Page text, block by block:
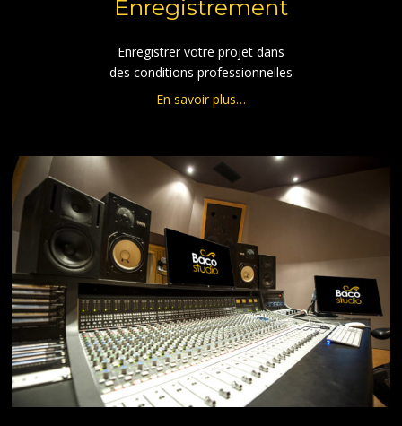
Enregistrement
Enregistrer votre projet dans
des conditions professionnelles
En savoir plus…